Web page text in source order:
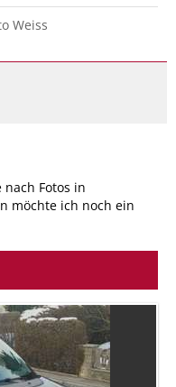
Weiss
Fotos in
möchte ich noch ein